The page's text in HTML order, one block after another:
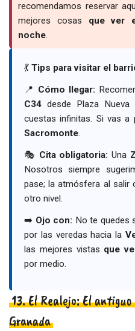
recomendamos reservar
mejores cosas que ver
noche.
💃 Tips para visitar el
📍 Cómo llegar:
C34 desde Plaza
cuestas infinitas. Si vas a
Sacromonte.
🎭 Cita obligatoria: Una
Nosotros siempre
pase; la atmósfera al salir
otro nivel.
➡️ Ojo con: No te quedes
por las veredas hacia la
las mejores vistas que
por medio.
13. El Realejo: El
Granada